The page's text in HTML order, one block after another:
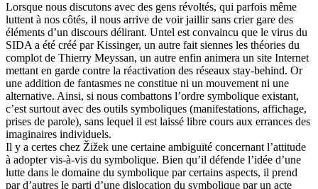
Lorsque nous discutons avec des gens révoltés, qui parfois même
luttent à nos côtés, il nous arrive de voir jaillir sans crier gare des
éléments d’un discours délirant. Untel est convaincu que le virus du
SIDA a été créé par Kissinger, un autre fait siennes les théories du
complot de Thierry Meyssan, un autre enfin animera un site Internet
mettant en garde contre la réactivation des réseaux stay-behind. Or
une addition de fantasmes ne constitue ni un mouvement ni une
alternative. Ainsi, si nous combattons l’ordre symbolique existant,
c’est surtout avec des outils symboliques (manifestations, affichage,
prises de parole), sans lequel il est laissé libre cours aux errances des
imaginaires individuels.
Il y a certes chez Žižek une certaine ambiguïté concernant l’attitude
à adopter vis-à-vis du symbolique. Bien qu’il défende l’idée d’une
lutte dans le domaine du symbolique par certains aspects, il prend
par d’autres le parti d’une dislocation du symbolique par un acte